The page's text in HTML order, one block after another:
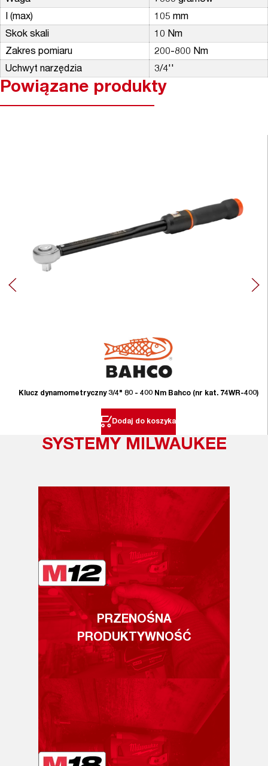
I (max)
105 mm
Skok skali
10 Nm
Zakres pomiaru
200-800 Nm
Uchwyt narzędzia
3/4''
Powiązane produkty
Klucz dynamometryczny 3/4" 80 - 400 Nm Bahco (nr kat. 74WR-400)
Dodaj do koszyka
SYSTEMY MILWAUKEE
PRZENOŚNA
PRODUKTYWNOŚĆ